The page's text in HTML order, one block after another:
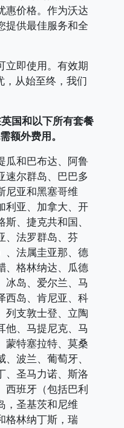
惠价格。作为沃达
提供最佳服务和全
立即使用。有效期
从始至终，我们
国和以下所有套餐
额外费用。
瓜和巴布达、阿鲁
速尔群岛、巴巴多
尼亚和黑塞哥维
利亚、加拿大、开
、捷克共和国、
、法罗群岛、芬
、法属圭亚那、德
、格林纳达、瓜德
冰岛、爱尔兰、马
西岛、肯尼亚、科
列支敦士登、立陶
他、马提尼克、马
蒙特塞拉特、莫桑
波兰、葡萄牙、
、圣马力诺、斯洛
西班牙（包括巴利
，圣基茨和尼维
格林纳丁斯，瑞